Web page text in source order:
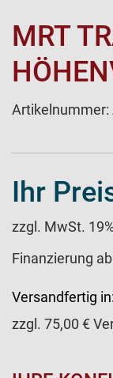
MRT
Artikelnummer:
Ihr
zzgl. MwSt.
Finanzierung
Versandfertig in:
zzgl. 75,00 €